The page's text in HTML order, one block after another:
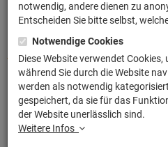
Shop Filme & Serien Fantasy
Filme & Serien
Potter
notwendig, andere dienen zu
Entscheiden Sie bitte selbst,
Notwendige Cookies
Diese Website verwendet
während Sie durch die Website
werden als notwendig
gespeichert, da sie für das
der Website unerlässlich sind.
Weitere Infos